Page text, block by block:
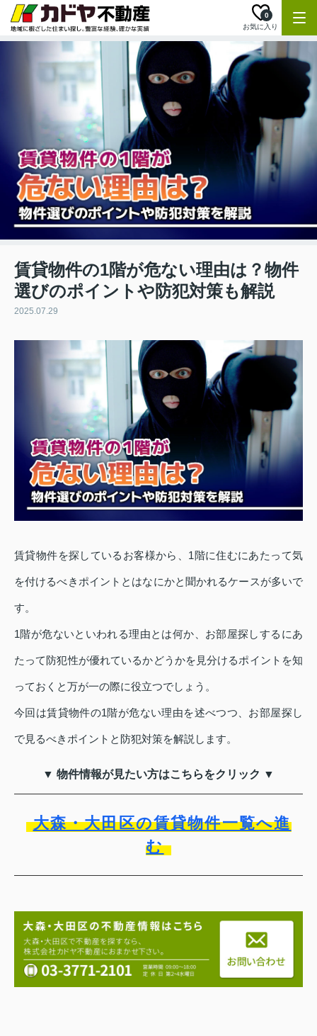
お気に入り
0
賃貸物件の1階が危ない理由は？物件
選びのポイントや防犯対策も解説
2025.07.29
賃貸物件を探しているお客様から、1階に住むにあたって気
を付けるべきポイントとはなにかと聞かれるケースが多いで
す。
1階が危ないといわれる理由とは何か、お部屋探しするにあ
たって防犯性が優れているかどうかを見分けるポイントを知
っておくと万が一の際に役立つでしょう。
今回は賃貸物件の1階が危ない理由を述べつつ、お部屋探し
で見るべきポイントと防犯対策を解説します。
▼ 物件情報が見たい方はこちらをクリック ▼
大森・大田区の賃貸物件一覧へ進
む